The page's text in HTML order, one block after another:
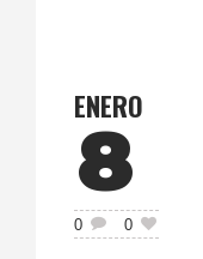
ENERO
8
0 0